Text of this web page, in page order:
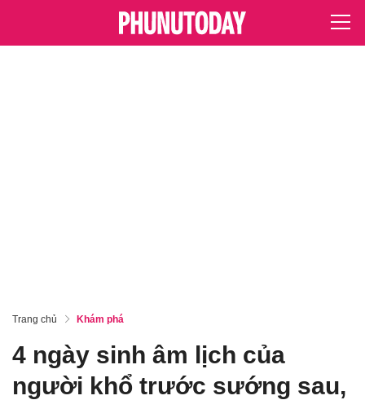
Trang chủ Khám phá
4 ngày sinh âm lịch của
người khổ trước sướng sau,